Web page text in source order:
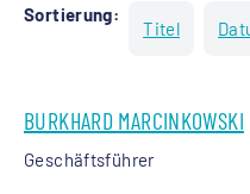
Sortierung:
Titel
BURKHARD MARCINKOWSKI
Geschäftsführer